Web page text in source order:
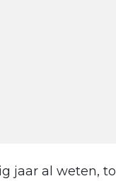
jaar al weten,